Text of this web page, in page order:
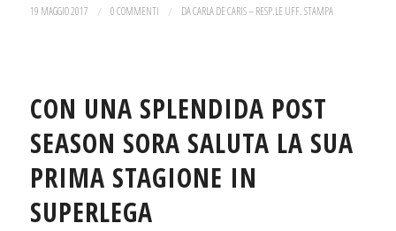
19 MAGGIO 2017 / 0 COMMENTI / DACARLA DE CARIS – RESP.LE UFF. STAMPA
CON UNA SPLENDIDA POST
SEASON SORA SALUTA LA SUA
PRIMA STAGIONE IN
SUPERLEGA